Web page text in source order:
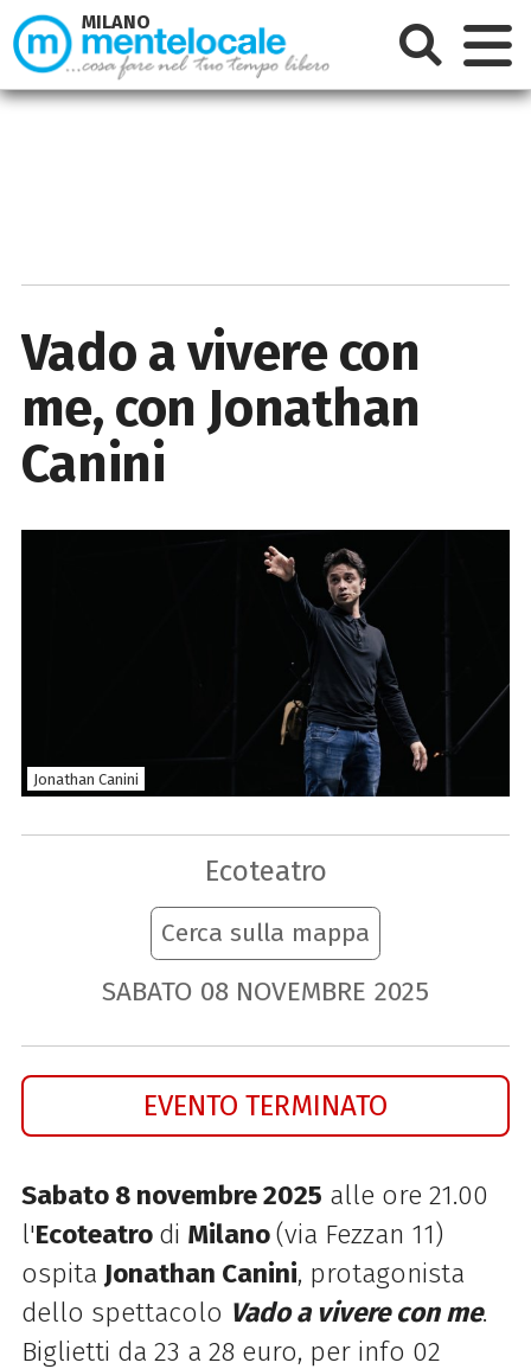
Vado a vivere con
me, con Jonathan
Canini
Jonathan Canini
Ecoteatro
Cerca sulla mappa
SABATO 08 NOVEMBRE 2025
EVENTO TERMINATO
Sabato 8 novembre 2025 alle ore 21.00
l'Ecoteatro di Milano(via Fezzan 11)
ospita Jonathan Canini, protagonista
dello spettacolo Vado a vivere con me.
Biglietti da 23 a 28 euro, per info 02
MILANO